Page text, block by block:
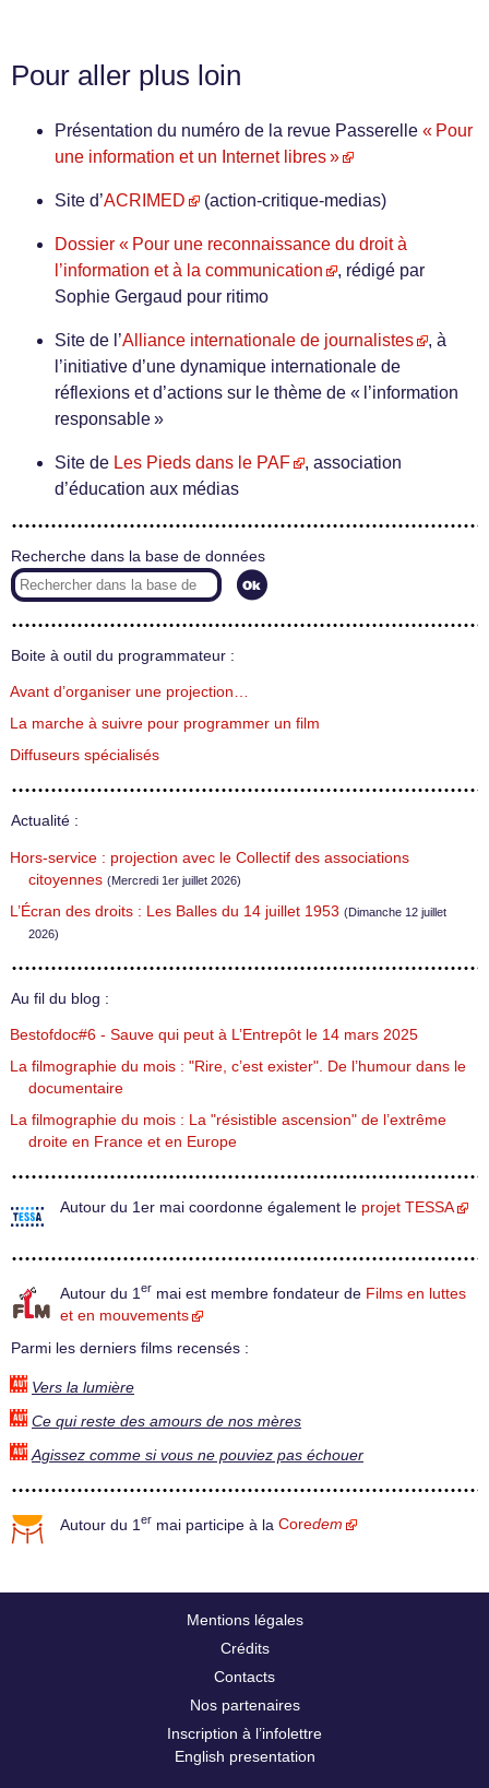
Pour aller plus loin
Présentation du numéro de la revue Passerelle « Pour
une information et un Internet libres »
Site d’ACRIMED (action-critique-medias)
Dossier « Pour une reconnaissance du droit à
l’information et à la communication
, rédigé par
Sophie Gergaud pour ritimo
Site de l’Alliance internationale de journalistes
, à
l’initiative d’une dynamique internationale de
réflexions et d’actions sur le thème de « l’information
responsable »
Site de Les Pieds dans le PAF
, association
d’éducation aux médias
Recherche dans la base de données
Boite à outil du programmateur :
Avant d’organiser une projection…
La marche à suivre pour programmer un film
Diffuseurs spécialisés
Actualité :
Hors-service : projection avec le Collectif des associations
citoyennes (Mercredi 1er juillet 2026)
L’Écran des droits : Les Balles du 14 juillet 1953 (Dimanche 12 juillet
2026)
Au fil du blog :
Bestofdoc#6 - Sauve qui peut à L’Entrepôt le 14 mars 2025
La filmographie du mois : "Rire, c’est exister". De l’humour dans le
documentaire
La filmographie du mois : La "résistible ascension" de l’extrême
droite en France et en Europe
Autour du 1er mai coordonne également le projet TESSA
Autour du 1er mai est membre fondateur de Films en luttes
et en mouvements
Parmi les derniers films recensés :
Vers la lumière
Ce qui reste des amours de nos mères
Agissez comme si vous ne pouviez pas échouer
Autour du 1 er mai participe à la Coredem
Mentions légales
Crédits
Contacts
Nos partenaires
Inscription à l’infolettre
English presentation